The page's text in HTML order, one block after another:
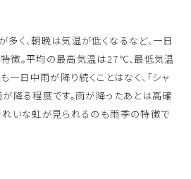
く、朝晩は気温が低くなるなど、一日
徴。平均の最高気温は27℃、最低気温
一日中雨が降り続くことはなく、「シャ
降る程度です。雨が降ったあとは高確
れいな虹が見られるのも雨季の特徴で